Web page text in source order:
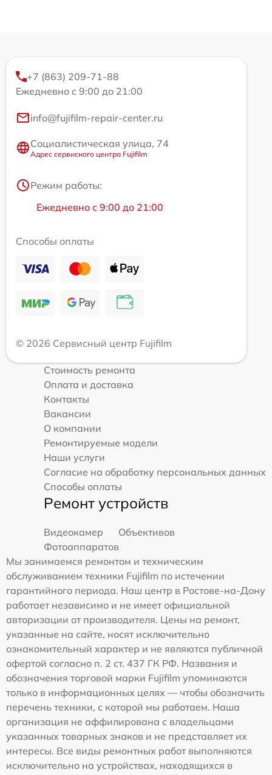
+7 (863) 209-71-88
Ежедневно с 9:00 до 21:00
info@fujifilm-repair-center.ru
Социалистическая улица, 74
Адрес сервисного центра Fujifilm
Режим работы:
Ежедневно с 9:00 до 21:00
Способы оплаты
© 2026 Сервисный центр Fujifilm
Стоимость ремонта
Оплата и доставка
Контакты
Вакансии
О компании
Ремонтируемые модели
Наши услуги
Согласие на обработку персональных данных
Способы оплаты
Ремонт устройств
Видеокамер
Объективов
Фотоаппаратов
Мы занимаемся ремонтом и техническим
обслуживанием техники Fujifilm по истечении
гарантийного периода. Наш центр в Ростове-на-Дону
работает независимо и не имеет официальной
авторизации от производителя. Цены на ремонт,
указанные на сайте, носят исключительно
ознакомительный характер и не являются публичной
офертой согласно п. 2 ст. 437 ГК РФ. Названия и
обозначения торговой марки Fujifilm упоминаются
только в информационных целях — чтобы обозначить
перечень техники, с которой мы работаем. Наша
организация не аффилирована с владельцами
указанных товарных знаков и не представляет их
интересы. Все виды ремонтных работ выполняются
исключительно на устройствах, находящихся в